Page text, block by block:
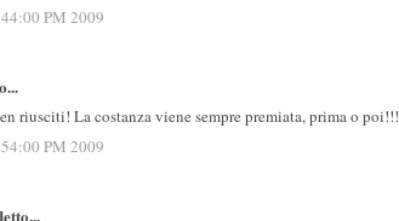
PM 2009
riusciti! La costanza viene sempre premiata, prima o poi!!!
PM 2009